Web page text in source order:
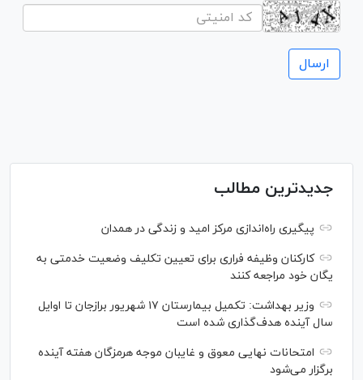
جدیدترین مطالب
پیگیری راه‌اندازی مرکز امید و زندگی در همدان
کارکنان وظیفه فراری برای تعیین تکلیف وضعیت خدمتی به
یگان خود مراجعه کنند
وزیر بهداشت: تکمیل بیمارستان ۱۷ شهریور برازجان تا اوایل
سال آینده هدف‌گذاری شده است
امتحانات نهایی معوق و غایبان موجه هرمزگان هفته آینده
برگزار می‌شود